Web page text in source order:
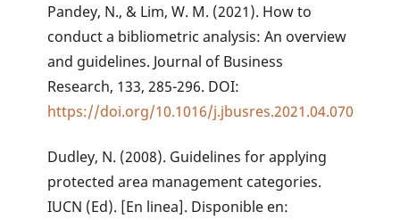
Pandey, N., & Lim, W. M. (2021). How to
conduct a bibliometric analysis: An overview
and guidelines. Journal of Business
Research, 133, 285-296. DOI:
https://doi.org/10.1016/j.jbusres.2021.04.070
Dudley, N. (2008). Guidelines for applying
protected area management categories.
IUCN (Ed). [En linea]. Disponible en: